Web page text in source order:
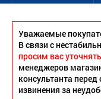
Уважаемые
В связи с
просим вас
менеджеров
консультанта
извинения за